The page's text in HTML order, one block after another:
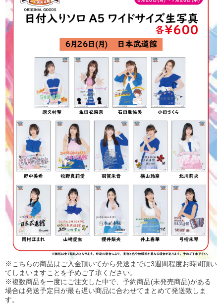
※こちらの商品はご入金頂いてから発送までに3週間程度お時間頂い
てしまいますことを予めご了承ください。
※複数商品を一度にご注文した中で、予約商品(未発売商品)がある
場合は発送予定日が最も遅い商品に合わせてまとめて発送致しま
す。